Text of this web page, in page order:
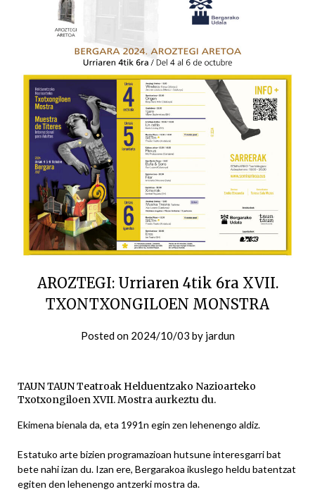
AROZTEGI: Urriaren 4tik 6ra XVII.
TXONTXONGILOEN MONSTRA
Posted on 2024/10/03 by jardun
TAUN TAUN Teatroak Helduentzako Nazioarteko
Txotxongiloen XVII. Mostra aurkeztu du.
Ekimena bienala da, eta 1991n egin zen lehenengo aldiz.
Estatuko arte bizien programazioan hutsune interesgarri bat
bete nahi izan du. Izan ere, Bergarakoa ikuslego heldu batentzat
egiten den lehenengo antzerki mostra da.